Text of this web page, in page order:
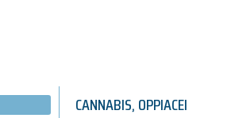
CANNABIS,OPPIACEI